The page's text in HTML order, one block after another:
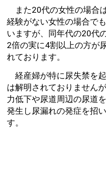
また20代の女性の場合
経験がない女性の場合で
いますが、同年代の20代
2倍の実に4割以上の方が
れております。
経産婦が特に尿失禁を
は解明されておりません
力低下や尿道周辺の尿道
発生し尿漏れの発症を招
す。